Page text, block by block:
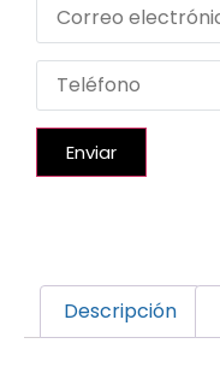
Enviar
Descripción